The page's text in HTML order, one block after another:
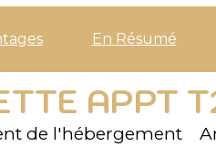
En Résumé
APPT
de l'hébergement